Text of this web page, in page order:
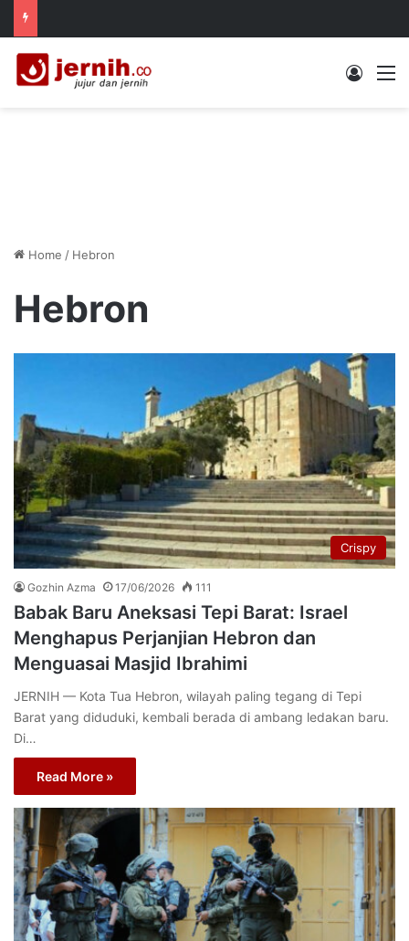
Log In
Home / Hebron
Hebron
Crispy
Gozhin Azma 17/06/2026 111
Babak Baru Aneksasi Tepi Barat: Israel
Menghapus Perjanjian Hebron dan
Menguasai Masjid Ibrahimi
JERNIH — Kota Tua Hebron, wilayah paling tegang di Tepi
Barat yang diduduki, kembali berada di ambang ledakan baru.
Di…
Read More »